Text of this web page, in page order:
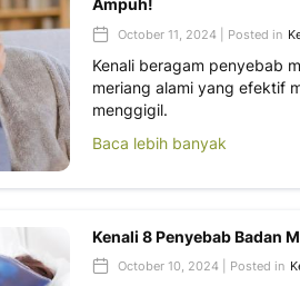
Ampuh!
October 11, 2024 | Posted in
Kenali beragam penyebab
meriang alami yang efektif
menggigil.
Baca lebih banyak
Kenali 8 Penyebab Badan
October 10, 2024 | Posted in